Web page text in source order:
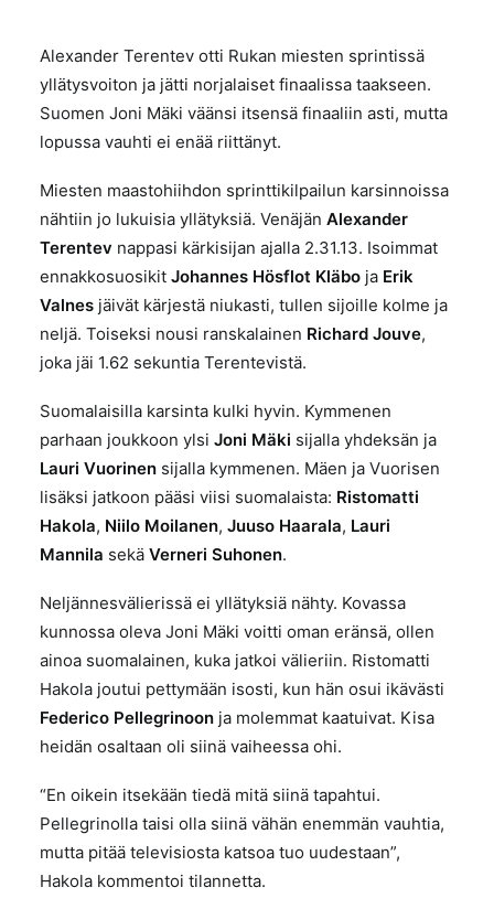
Alexander Terentev otti Rukan miesten sprintissä
yllätysvoiton ja jätti norjalaiset finaalissa taakseen.
Suomen Joni Mäki väänsi itsensä finaaliin asti, mutta
lopussa vauhti ei enää riittänyt.
Miesten maastohiihdon sprinttikilpailun karsinnoissa
nähtiin jo lukuisia yllätyksiä. Venäjän Alexander
Terentev nappasi kärkisijan ajalla 2.31.13. Isoimmat
ennakkosuosikit Johannes Hösflot Kläbo ja Erik
Valnes jäivät kärjestä niukasti, tullen sijoille kolme ja
neljä. Toiseksi nousi ranskalainen Richard Jouve,
joka jäi 1.62 sekuntia Terentevistä.
Suomalaisilla karsinta kulki hyvin. Kymmenen
parhaan joukkoon ylsi Joni Mäki sijalla yhdeksän ja
Lauri Vuorinen sijalla kymmenen. Mäen ja Vuorisen
lisäksi jatkoon pääsi viisi suomalaista: Ristomatti
Hakola, Niilo Moilanen, Juuso Haarala, Lauri
Mannila sekä Verneri Suhonen.
Neljännesvälierissä ei yllätyksiä nähty. Kovassa
kunnossa oleva Joni Mäki voitti oman eränsä, ollen
ainoa suomalainen, kuka jatkoi välieriin. Ristomatti
Hakola joutui pettymään isosti, kun hän osui ikävästi
Federico Pellegrinoon ja molemmat kaatuivat. Kisa
heidän osaltaan oli siinä vaiheessa ohi.
“En oikein itsekään tiedä mitä siinä tapahtui.
Pellegrinolla taisi olla siinä vähän enemmän vauhtia,
mutta pitää televisiosta katsoa tuo uudestaan”,
Hakola kommentoi tilannetta.